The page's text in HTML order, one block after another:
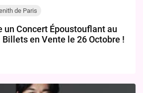
de Paris
un Concert Époustouflant au
en Vente le 26 Octobre !